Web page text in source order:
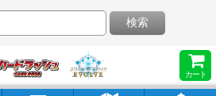
カート
検索